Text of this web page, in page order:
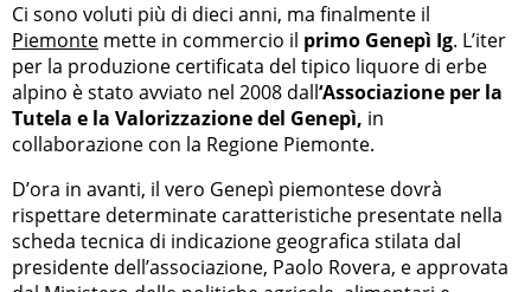
Ci sono voluti più di dieci anni, ma finalmente il
Piemonte mette in commercio il primo Genepì Ig. L’iter
per la produzione certificata del tipico liquore di erbe
alpino è stato avviato nel 2008 dall‘Associazione per la
Tutela e la Valorizzazione del Genepì, in
collaborazione con la Regione Piemonte.
D’ora in avanti, il vero Genepì piemontese dovrà
rispettare determinate caratteristiche presentate nella
scheda tecnica di indicazione geografica stilata dal
presidente dell’associazione, Paolo Rovera, e approvata